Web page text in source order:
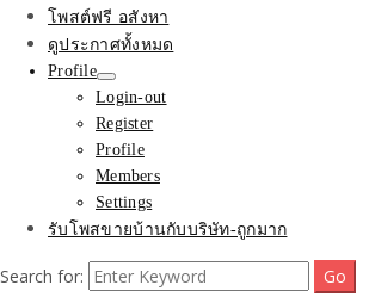
โพสต์ฟรี อสังหา
ดูประกาศทั้งหมด
Profile
Login-out
Register
Profile
Members
Settings
รับโพสขายบ้านกับบริษัท-ถูกมาก
Search for: